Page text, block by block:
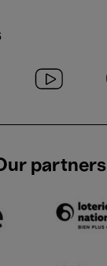
partners